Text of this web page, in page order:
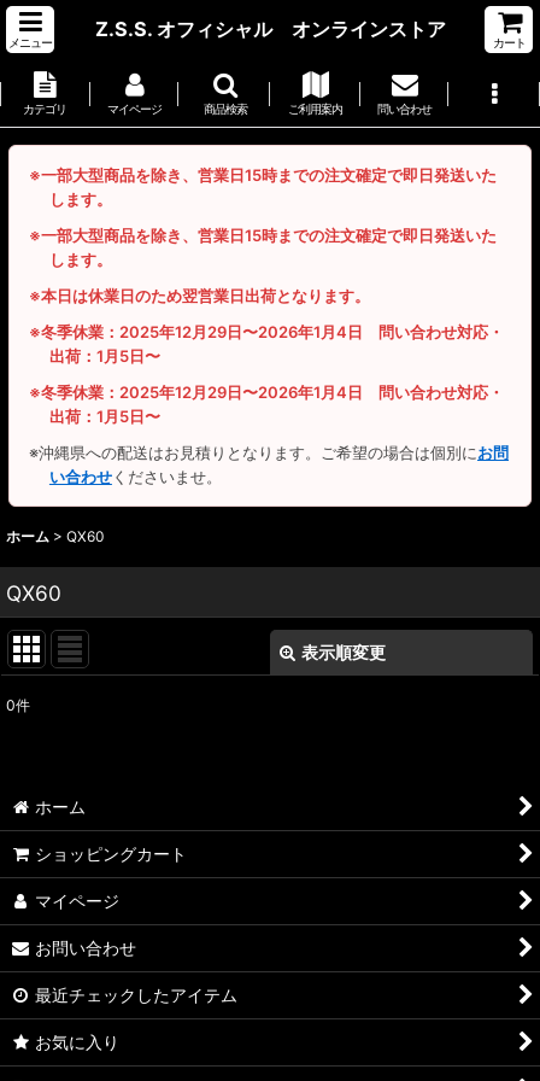
メニュー
Z.S.S. オフィシャル オンラインストア
カート
カテゴリ マイページ 商品検索 ご利用案内 問い合わせ
※一部大型商品を除き、営業日15時までの注文確定で即日発送いた
します。
※一部大型商品を除き、営業日15時までの注文確定で即日発送いた
します。
※本日は休業日のため翌営業日出荷となります。
※冬季休業：2025年12月29日〜2026年1月4日 問い合わせ対応・
出荷：1月5日〜
※冬季休業：2025年12月29日〜2026年1月4日 問い合わせ対応・
出荷：1月5日〜
※沖縄県への配送はお見積りとなります。ご希望の場合は個別にお問
い合わせくださいませ。
ホーム > QX60
QX60
表示順変更
0件
ホーム
ショッピングカート
マイページ
お問い合わせ
最近チェックしたアイテム
お気に入り